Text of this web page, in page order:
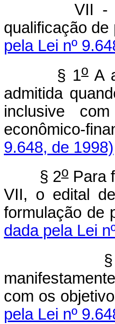
VII -
pela Lei nº
§ 1oA
admitida
inclusive
9.648, de 1998)
§ 2oPara
VII, o edital
dada pela Lei
com os
pela Lei nº